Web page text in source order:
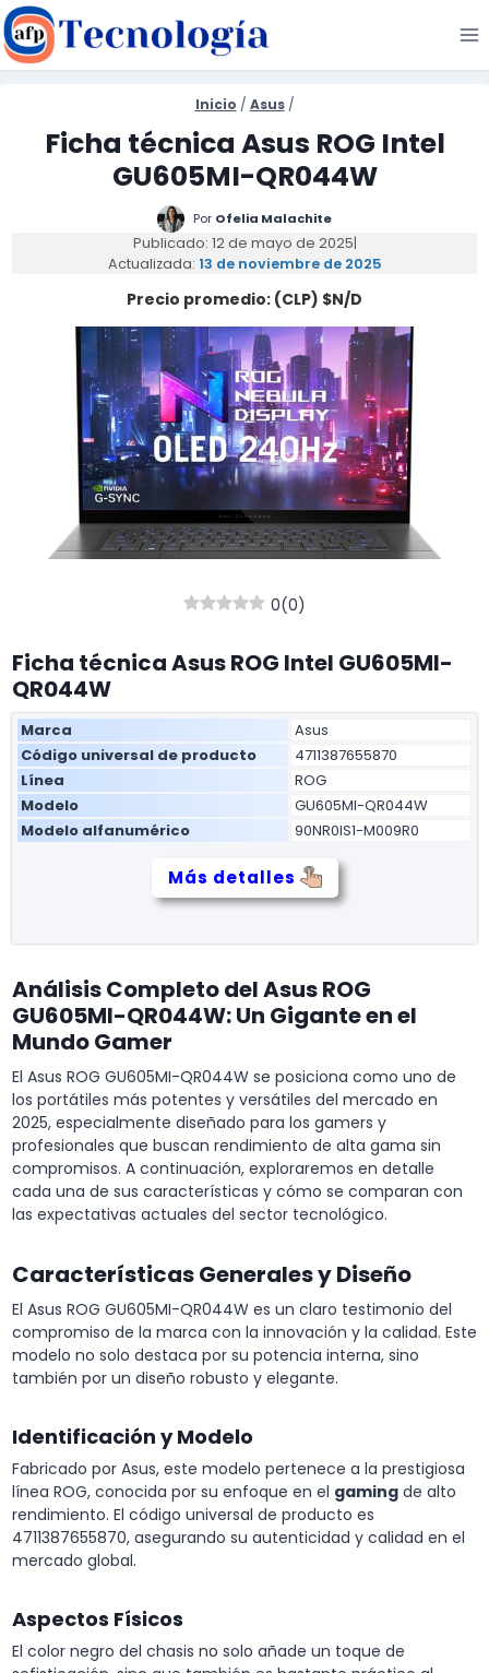
Saltar
al
contenido
Inicio / Asus /
Ficha técnica Asus ROG Intel
GU605MI-QR044W
Por Ofelia Malachite
Publicado: 12 de mayo de 2025|
Actualizada: 13 de noviembre de 2025
Precio promedio: (CLP) $N/D
0(0)
Ficha técnica Asus ROG Intel GU605MI-
QR044W
Marca
Asus
Código universal de producto
4711387655870
Línea
ROG
Modelo
GU605MI-QR044W
Modelo alfanumérico
90NR0IS1-M009R0
Más detalles
Análisis Completo del Asus ROG
GU605MI-QR044W: Un Gigante en el
Mundo Gamer
El Asus ROG GU605MI-QR044W se posiciona como uno de
los portátiles más potentes y versátiles del mercado en
2025, especialmente diseñado para los gamers y
profesionales que buscan rendimiento de alta gama sin
compromisos. A continuación, exploraremos en detalle
cada una de sus características y cómo se comparan con
las expectativas actuales del sector tecnológico.
Características Generales y Diseño
El Asus ROG GU605MI-QR044W es un claro testimonio del
compromiso de la marca con la innovación y la calidad. Este
modelo no solo destaca por su potencia interna, sino
también por un diseño robusto y elegante.
Identificación y Modelo
Fabricado por Asus, este modelo pertenece a la prestigiosa
línea ROG, conocida por su enfoque en el gaming de alto
rendimiento. El código universal de producto es
4711387655870, asegurando su autenticidad y calidad en el
mercado global.
Aspectos Físicos
El color negro del chasis no solo añade un toque de